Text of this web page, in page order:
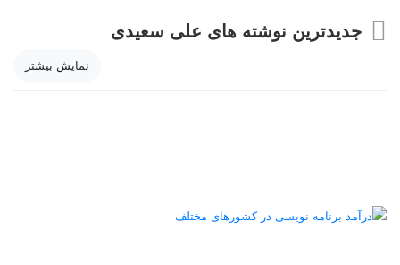
جدیدترین نوشته های علی سعیدی
نمایش بیشتر